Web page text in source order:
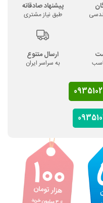
پیشنهاد صادقانه
طبق نیاز مشتری
ارسال متنوع
به سراسر ایران